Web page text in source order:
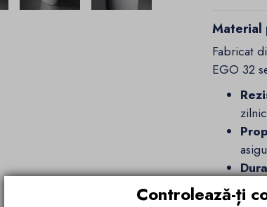
Material
Fabricat
EGO 32
Controlează-ți